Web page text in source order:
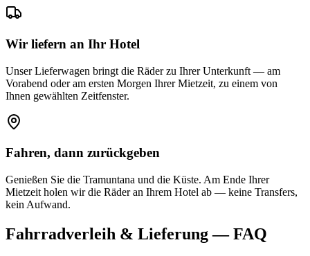
Wir liefern an Ihr Hotel
Unser Lieferwagen bringt die Räder zu Ihrer Unterkunft — am
Vorabend oder am ersten Morgen Ihrer Mietzeit, zu einem von
Ihnen gewählten Zeitfenster.
Fahren, dann zurückgeben
Genießen Sie die Tramuntana und die Küste. Am Ende Ihrer
Mietzeit holen wir die Räder an Ihrem Hotel ab — keine Transfers,
kein Aufwand.
Fahrradverleih & Lieferung — FAQ